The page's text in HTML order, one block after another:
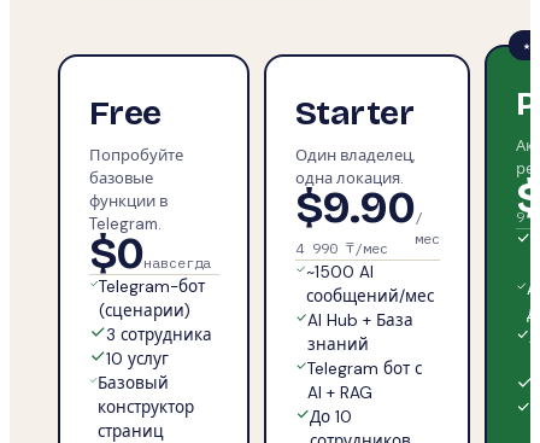
Free
Попробуйте
базовые
функции в
Telegram.
$0навсегда
Telegram-бот
(сценарии)
3 сотрудника
10 услуг
Базовый
конструктор
страниц
Starter
Один владелец,
одна локация.
$9.90/
мес
4 990 ₸/мес
~1500 AI
сообщений/мес
AI Hub + База
знаний
Telegram бот с
AI + RAG
До 10
★
9